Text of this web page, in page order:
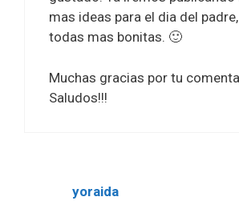
mas ideas para el dia del
todas mas bonitas. 🙂
Muchas gracias por tu
Saludos!!!
yoraida